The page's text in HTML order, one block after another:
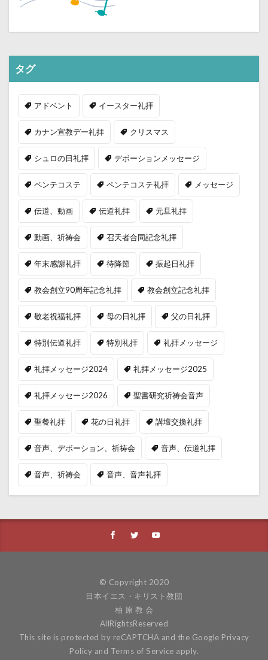
タグ
アドベント イースター礼拝
カナン宣教デー礼拝 クリスマス
シュロの日礼拝 デボーションメッセージ
ペンテコステ ペンテコステ礼拝 メッセージ
伝道、動画 伝道礼拝 元旦礼拝
動画、祈祷会 召天者合同記念礼拝
年末感謝礼拝 待降節 振起日礼拝
教会創立90周年記念礼拝 教会創立記念礼拝
敬老祝福礼拝 母の日礼拝 父の日礼拝
特別伝道礼拝 特別礼拝 礼拝メッセージ
礼拝メッセージ2024 礼拝メッセージ2025
礼拝メッセージ2026 聖書研究祈祷会音声
聖餐礼拝 花の日礼拝 講壇交換礼拝
音声、デボーション、祈祷会 音声、伝道礼拝
音声、祈祷会 音声、音声礼拝
© Copyright 2020
日本イエス・キリスト教団
柏 原 教 会
AllRightsReserved
This site is protected by reCAPTCHA and the Google Privacy
Policy and Terms of Service apply.